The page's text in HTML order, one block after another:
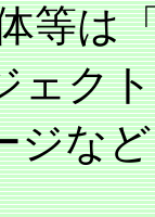
等は
ェク
ジな